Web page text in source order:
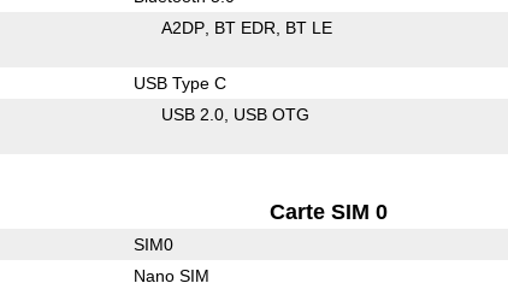
A2DP BT EDR BT LE
USB Type C
USB 2.0 USB OTG
Carte SIM 0
SIM0
Nano SIM